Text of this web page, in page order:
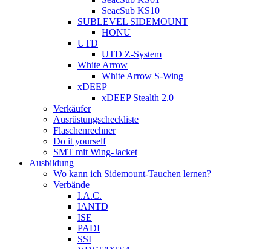
SeacSub KS10
SUBLEVEL SIDEMOUNT
HONU
UTD
UTD Z-System
White Arrow
White Arrow S-Wing
xDEEP
xDEEP Stealth 2.0
Verkäufer
Ausrüstungscheckliste
Flaschenrechner
Do it yourself
SMT mit Wing-Jacket
Ausbildung
Wo kann ich Sidemount-Tauchen lernen?
Verbände
I.A.C.
IANTD
ISE
PADI
SSI